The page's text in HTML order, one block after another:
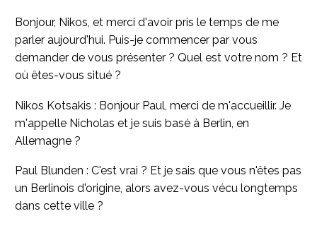
Bonjour, Nikos, et merci d'avoir pris le temps de me
parler aujourd'hui. Puis-je commencer par vous
demander de vous présenter ? Quel est votre nom ? Et
où êtes-vous situé ?
Nikos Kotsakis : Bonjour Paul, merci de m'accueillir. Je
m'appelle Nicholas et je suis basé à Berlin, en
Allemagne ?
Paul Blunden : C'est vrai ? Et je sais que vous n'êtes pas
un Berlinois d'origine, alors avez-vous vécu longtemps
dans cette ville ?